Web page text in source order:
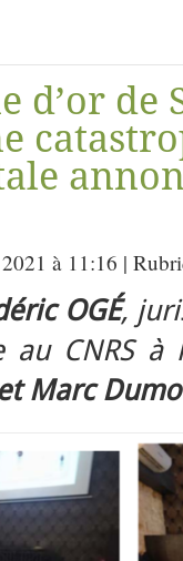
d’or de
à 11:16 |
OGÉ,
CNRS à
Marc